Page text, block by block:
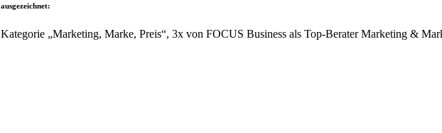
ausgezeichnet:
„Marketing, Marke, Preis“, 3x von FOCUS Business als Top-Berater Marketing &